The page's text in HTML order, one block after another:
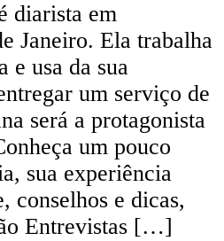
diarista em
Janeiro. Ela trabalha
e usa da sua
um serviço de
será a protagonista
um pouco
sua experiência
conselhos e dicas,
Entrevistas […]